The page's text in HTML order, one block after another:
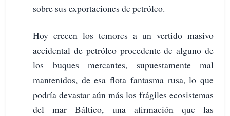
sobre sus exportaciones de petróleo.
Hoy crecen los temores a un vertido masivo
accidental de petróleo procedente de alguno de
los buques mercantes, supuestamente mal
mantenidos, de esa flota fantasma rusa, lo que
podría devastar aún más los frágiles ecosistemas
del mar Báltico, una afirmación que las